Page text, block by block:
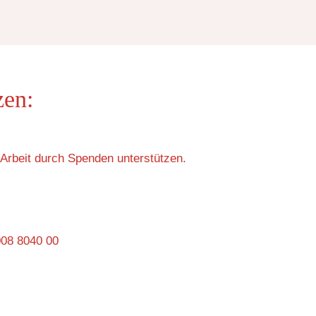
durch Spenden unterstützen.
8040 00